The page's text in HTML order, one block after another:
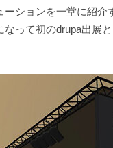
ーションを一堂に紹
って初のdrupa出展と